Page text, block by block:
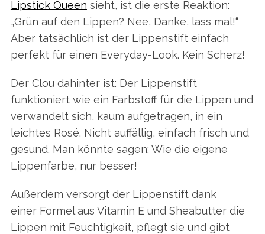
Lipstick Queen sieht, ist die erste Reaktion:
„Grün auf den Lippen? Nee, Danke, lass mal!“
Aber tatsächlich ist der Lippenstift einfach
perfekt für einen Everyday-Look. Kein Scherz!
Der Clou dahinter ist: Der Lippenstift
funktioniert wie ein Farbstoff für die Lippen und
verwandelt sich, kaum aufgetragen, in ein
leichtes Rosé. Nicht auffällig, einfach frisch und
gesund. Man könnte sagen: Wie die eigene
Lippenfarbe, nur besser!
Außerdem versorgt der Lippenstift dank
einer Formel aus Vitamin E und Sheabutter die
Lippen mit Feuchtigkeit, pflegt sie und gibt